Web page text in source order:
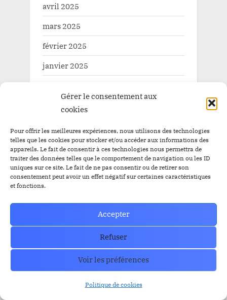
Gérer le consentement aux
cookies
Pour offrir les meilleures expériences, nous utilisons des technologies
telles que les cookies pour stocker et/ou accéder aux informations des
appareils. Le fait de consentir à ces technologies nous permettra de
traiter des données telles que le comportement de navigation ou les ID
uniques sur ce site. Le fait de ne pas consentir ou de retirer son
consentement peut avoir un effet négatif sur certaines caractéristiques
et fonctions.
Accepter
Refuser
Voir les préférences
Politique de cookies
avril 2025
mars 2025
février 2025
janvier 2025
novembre 2024
septembre 2024
août 2024
juillet 2024
juin 2024
mai 2024
mars 2024
février 2024